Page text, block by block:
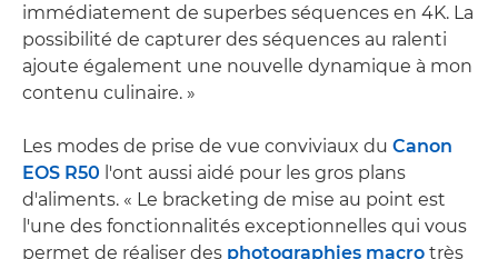
immédiatement de superbes séquences en 4K. La
possibilité de capturer des séquences au ralenti
ajoute également une nouvelle dynamique à mon
contenu culinaire. »
Les modes de prise de vue conviviaux du Canon
EOS R50 l'ont aussi aidé pour les gros plans
d'aliments. « Le bracketing de mise au point est
l'une des fonctionnalités exceptionnelles qui vous
permet de réaliser des photographies macro très